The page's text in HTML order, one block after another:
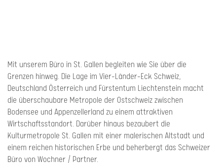
Mit unserem Büro in St. Gallen begleiten wie Sie über die
Grenzen hinweg. Die Lage im Vier-Länder-Eck Schweiz,
Deutschland Österreich und Fürstentum Liechtenstein macht
die überschaubare Metropole der Ostschweiz zwischen
Bodensee und Appenzellerland zu einem attraktiven
Wirtschaftsstandort. Darüber hinaus bezaubert die
Kulturmetropole St. Gallen mit einer malerischen Altstadt und
einem reichen historischen Erbe und beherbergt das Schweizer
Büro von Wochner / Partner.